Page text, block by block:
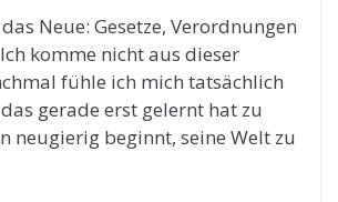
Neue: Gesetze, Verordnungen
komme nicht aus dieser
fühle ich mich tatsächlich
gerade erst gelernt hat zu
neugierig beginnt, seine Welt zu